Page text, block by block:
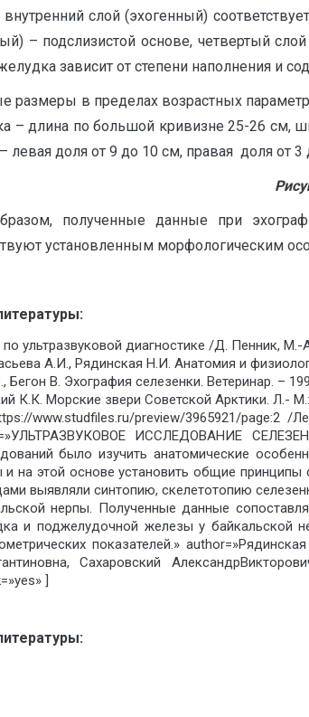
слой (эхогенный)
– подслизистой основе, четвертый
зависит от степени наполнения и
размеры в пределах возрастных
– длина по большой кривизне 25-26 см,
левая доля от 9 до 10 см, правая доля от 3
полученные данные при
установленным морфологическим
по ультразвуковой диагностике /Д. Пенник,
А.И., Рядинская Н.И. Анатомия и
Бегон В. Эхография селезенки. Ветеринар. –
К.К. Морские звери Советской Арктики. Л.-
www.studfiles.ru/preview/3965921/page:2
ИССЛЕДОВАНИЕ
было изучить анатомические
и на этой основе установить общие принципы
выявляли синтопию, скелетотопию
нерпы. Полученные данные
и поджелудочной железы у байкальской
показателей.»
Сахаровский
]